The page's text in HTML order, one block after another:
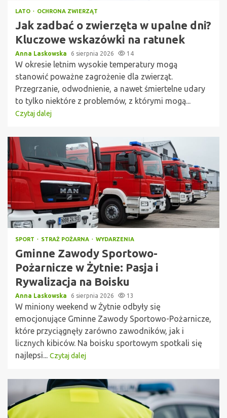
LATO OCHRONA ZWIERZĄT
Jak zadbać o zwierzęta w upalne dni?
Kluczowe wskazówki na ratunek
Anna Laskowska 6 sierpnia 2026 14
W okresie letnim wysokie temperatury mogą
stanowić poważne zagrożenie dla zwierząt.
Przegrzanie, odwodnienie, a nawet śmiertelne udary
to tylko niektóre z problemów, z którymi mogą...
Czytaj dalej
SPORT STRAŻ POŻARNA WYDARZENIA
Gminne Zawody Sportowo-
Pożarnicze w Żytnie: Pasja i
Rywalizacja na Boisku
Anna Laskowska 6 sierpnia 2026 13
W miniony weekend w Żytnie odbyły się
emocjonujące Gminne Zawody Sportowo-Pożarnicze,
które przyciągnęły zarówno zawodników, jak i
licznych kibiców. Na boisku sportowym spotkali się
najlepsi... Czytaj dalej